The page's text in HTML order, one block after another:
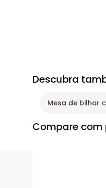
Descubra
Mesa de bilhar
Compare